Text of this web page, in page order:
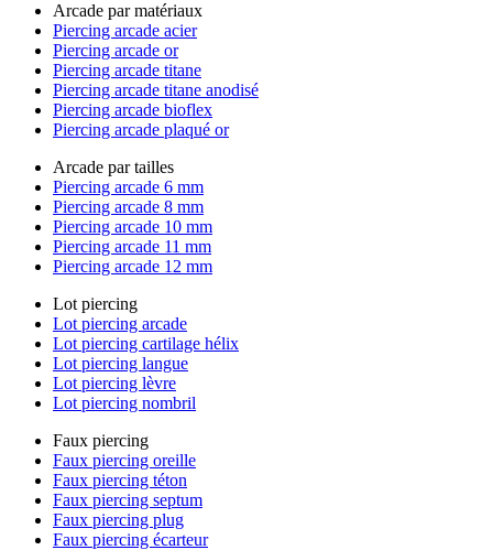
Arcade par matériaux
Piercing arcade acier
Piercing arcade or
Piercing arcade titane
Piercing arcade titane anodisé
Piercing arcade bioflex
Piercing arcade plaqué or
Arcade par tailles
Piercing arcade 6 mm
Piercing arcade 8 mm
Piercing arcade 10 mm
Piercing arcade 11 mm
Piercing arcade 12 mm
Lot piercing
Lot piercing arcade
Lot piercing cartilage hélix
Lot piercing langue
Lot piercing lèvre
Lot piercing nombril
Faux piercing
Faux piercing oreille
Faux piercing téton
Faux piercing septum
Faux piercing plug
Faux piercing écarteur